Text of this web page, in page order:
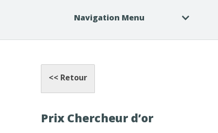
Navigation Menu
<< Retour
Prix Chercheur d’or